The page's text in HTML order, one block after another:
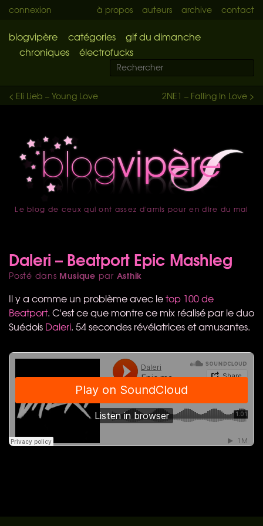
connexion à propos auteurs archive contact
blogvipère catégories
gif du dimanche
chroniques
électrofucks
2NE1 – Falling In Love >
< Eli Lieb – Young Love
accueil
Le blog de ceux qui ont assez d'amis pour en dire du mal
Daleri – Beatport Epic Mashleg
Posté dans Musique par Asthik
Il y a comme un problème avec letop 100 de
Beatport. C'est ce que montre ce mix réalisé par le duo
Suédois Daleri. 54 secondes révélatrices et amusantes.